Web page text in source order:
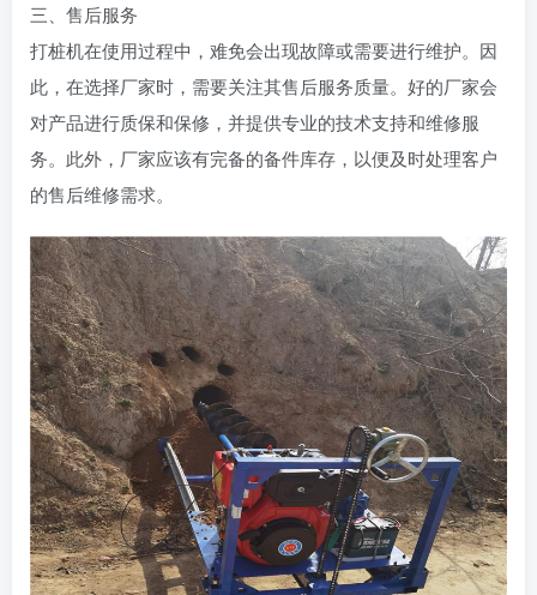
三、售后服务
打桩机在使用过程中，难免会出现故障或需要进行维护。因
此，在选择厂家时，需要关注其售后服务质量。好的厂家会
对产品进行质保和保修，并提供专业的技术支持和维修服
务。此外，厂家应该有完备的备件库存，以便及时处理客户
的售后维修需求。